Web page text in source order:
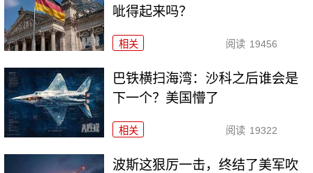
呲得起来吗？
相关 阅读 19456
巴铁横扫海湾：沙科之后谁会是
下一个？美国懵了
相关 阅读 19322
波斯这狠厉一击，终结了美军吹